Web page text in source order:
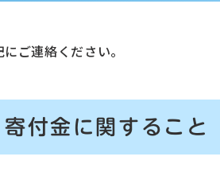
ご連絡ください。
付金に関すること